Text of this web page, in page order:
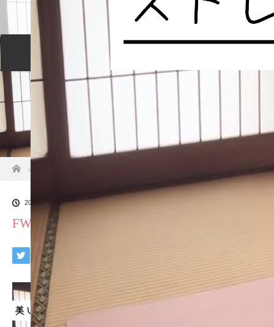
プロフィール セッションについて
ご予約カレンダー
2024.10.30
FWIY6788[1]